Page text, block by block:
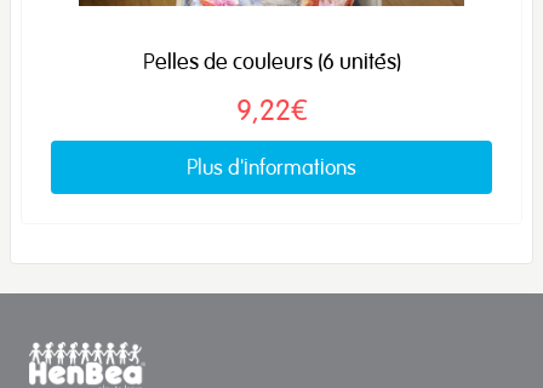
Pelles de couleurs (6 unités)
9,22€
Plus d'informations